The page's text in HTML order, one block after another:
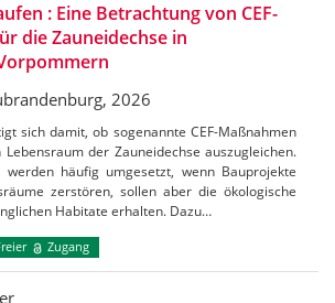
: Eine Betrachtung von CEF-
die Zauneidechse in
2026
sich damit, ob sogenannte CEF-Maßnahmen
der Zauneidechse auszugleichen.
werden häufig umgesetzt, wenn Bauprojekte
zerstören, sollen aber die ökologische
Habitate erhalten. Dazu…
Zugang